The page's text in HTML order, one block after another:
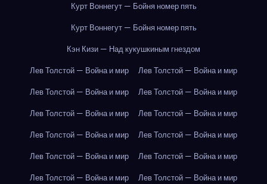
Курт Воннегут — Бойня номер пять
Курт Воннегут — Бойня номер пять
Кэн Кизи — Над кукушкиным гнездом
Лев Толстой — Война и мир
Лев Толстой — Война и мир
Лев Толстой — Война и мир
Лев Толстой — Война и мир
Лев Толстой — Война и мир
Лев Толстой — Война и мир
Лев Толстой — Война и мир
Лев Толстой — Война и мир
Лев Толстой — Война и мир
Лев Толстой — Война и мир
Лев Толстой — Война и мир
Лев Толстой — Война и мир